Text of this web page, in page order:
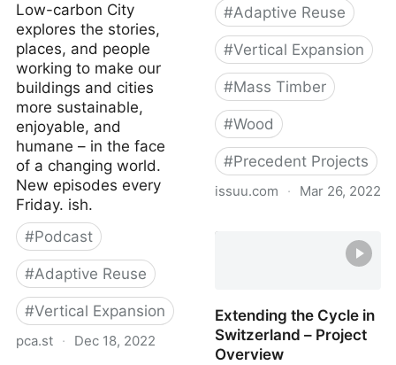
Low-carbon City
explores the stories,
places, and people
working to make our
buildings and cities
more sustainable,
enjoyable, and
humane – in the face
of a changing world.
New episodes every
Friday. ish.
#Podcast
#Adaptive Reuse
#Vertical Expansion
pca.st · Dec 18, 2022
#Adaptive Reuse
#Vertical Expansion
#Mass Timber
#Wood
#Precedent Projects
issuu.com · Mar 26, 2022
Extending the Cycle in
Switzerland – Project
Overview